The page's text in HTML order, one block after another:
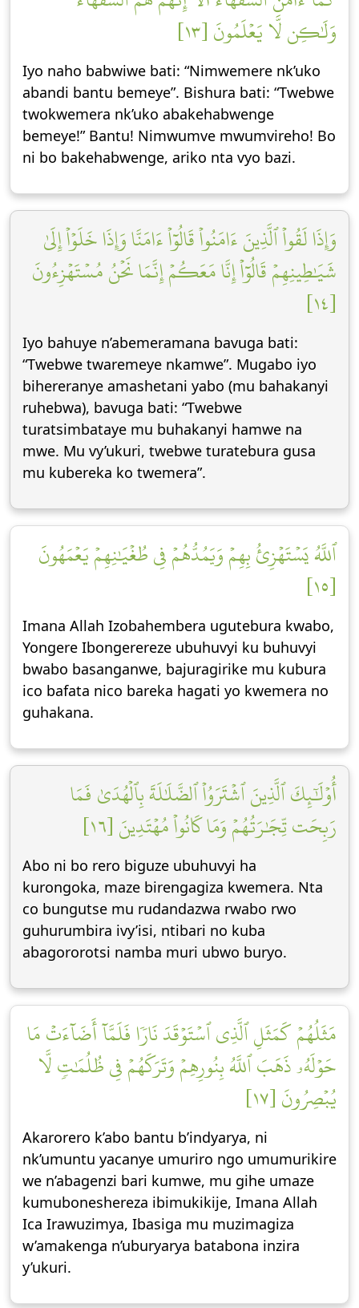
وَلَٰكِن لَّا يَعۡلَمُونَ [١٣]
Iyo naho babwiwe bati: “Nimwemere nk’uko
abandi bantu bemeye”. Bishura bati: “Twebwe
twokwemera nk’uko abakehabwenge
bemeye!” Bantu! Nimwumve mwumvireho! Bo
ni bo bakehabwenge, ariko nta vyo bazi.
وَإِذَا لَقُواْ ٱلَّذِينَ ءَامَنُواْ قَالُوٓاْ ءَامَنَّا وَإِذَا خَلَوۡاْ إِلَىٰ
شَيَٰطِينِهِمۡ قَالُوٓاْ إِنَّا مَعَكُمۡ إِنَّمَا نَحۡنُ مُسۡتَهۡزِءُونَ
[١٤]
Iyo bahuye n’abemeramana bavuga bati:
“Twebwe twaremeye nkamwe”. Mugabo iyo
bihereranye amashetani yabo (mu bahakanyi
ruhebwa), bavuga bati: “Twebwe
turatsimbataye mu buhakanyi hamwe na
mwe. Mu vy’ukuri, twebwe turatebura gusa
mu kubereka ko twemera”.
ٱللَّهُ يَسۡتَهۡزِئُ بِهِمۡ وَيَمُدُّهُمۡ فِي طُغۡيَٰنِهِمۡ يَعۡمَهُونَ
[١٥]
Imana Allah Izobahembera ugutebura kwabo,
Yongere Ibongerereze ubuhuvyi ku buhuvyi
bwabo basanganwe, bajuragirike mu kubura
ico bafata nico bareka hagati yo kwemera no
guhakana.
أُوْلَٰٓئِكَ ٱلَّذِينَ ٱشۡتَرَوُاْ ٱلضَّلَٰلَةَ بِٱلۡهُدَىٰ فَمَا
رَبِحَت تِّجَٰرَتُهُمۡ وَمَا كَانُواْ مُهۡتَدِينَ [١٦]
Abo ni bo rero biguze ubuhuvyi ha
kurongoka, maze birengagiza kwemera. Nta
co bungutse mu rudandazwa rwabo rwo
guhurumbira ivy’isi, ntibari no kuba
abagororotsi namba muri ubwo buryo.
مَثَلُهُمۡ كَمَثَلِ ٱلَّذِي ٱسۡتَوۡقَدَ نَارٗا فَلَمَّآ أَضَآءَتۡ مَا
حَوۡلَهُۥ ذَهَبَ ٱللَّهُ بِنُورِهِمۡ وَتَرَكَهُمۡ فِي ظُلُمَٰتٖ لَّا
يُبۡصِرُونَ [١٧]
Akarorero k’abo bantu b’indyarya, ni
nk’umuntu yacanye umuriro ngo umumurikire
we n’abagenzi bari kumwe, mu gihe umaze
kumuboneshereza ibimukikije, Imana Allah
Ica Irawuzimya, Ibasiga mu muzimagiza
w’amakenga n’uburyarya batabona inzira
y’ukuri.